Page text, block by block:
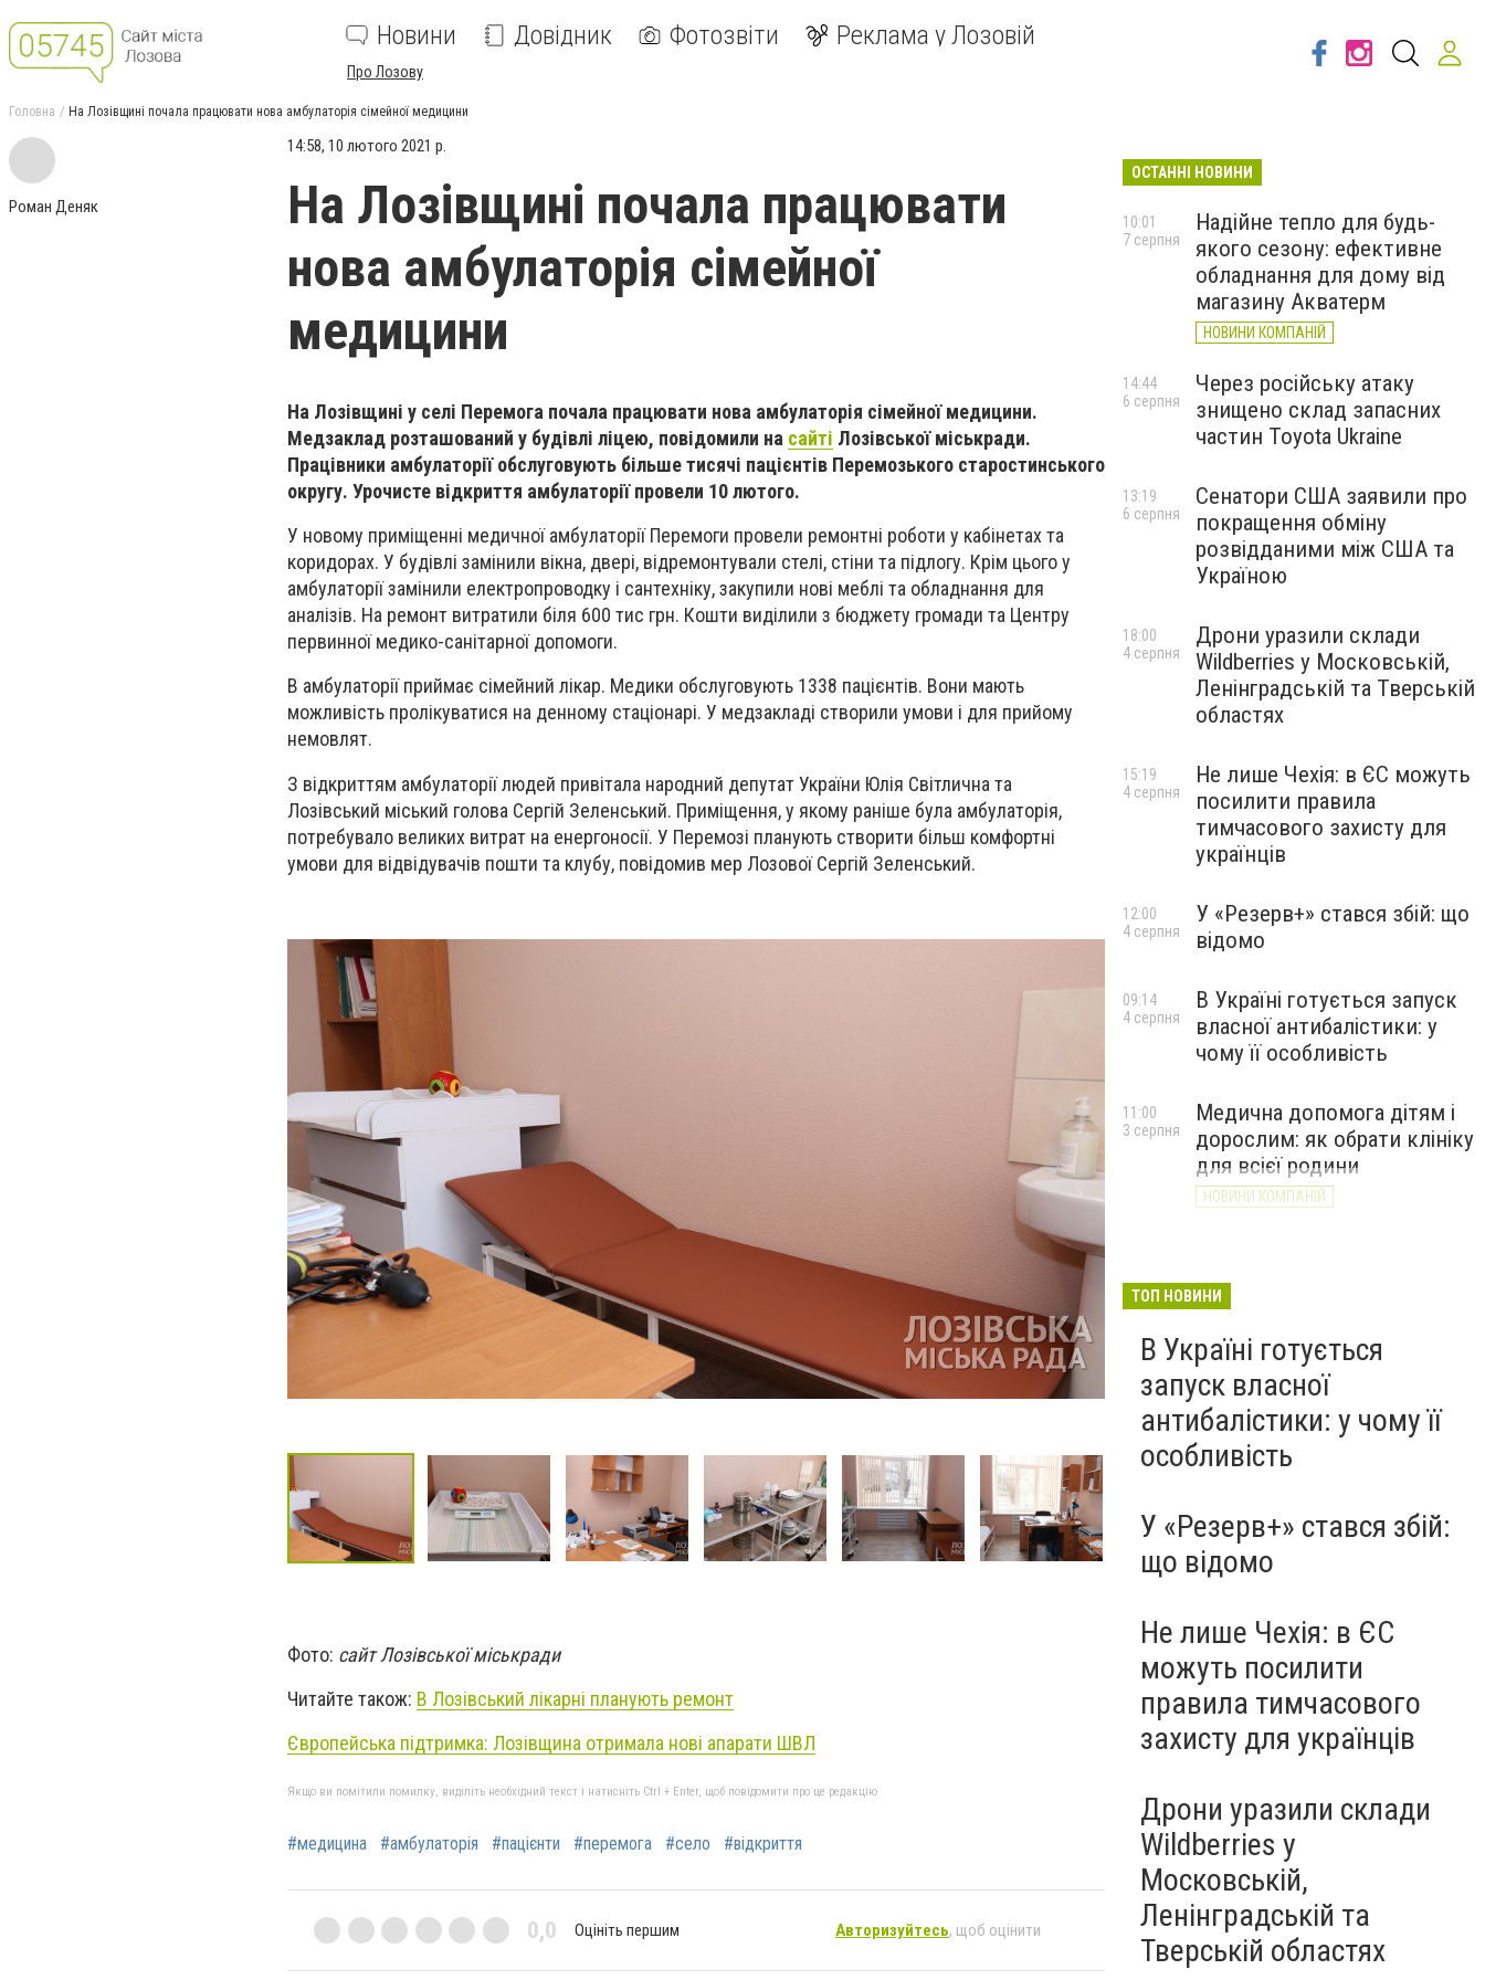
Новини Довідник Фотозвіти Реклама у Лозовій
Про Лозову
Головна На Лозівщині почала працювати нова амбулаторія сімейної медицини
Роман Деняк
14:58, 10 лютого 2021 р.
На Лозівщині почала працювати
нова амбулаторія сімейної
медицини
На Лозівщині у селі Перемога почала працювати нова амбулаторія сімейної медицини.
Медзаклад розташований у будівлі ліцею, повідомили на сайті Лозівської міськради.
Працівники амбулаторії обслуговують більше тисячі пацієнтів Перемозького старостинського
округу. Урочисте відкриття амбулаторії провели 10 лютого.
У новому приміщенні медичної амбулаторії Перемоги провели ремонтні роботи у кабінетах та
коридорах. У будівлі замінили вікна, двері, відремонтували стелі, стіни та підлогу. Крім цього у
амбулаторії замінили електропроводку і сантехніку, закупили нові меблі та обладнання для
аналізів. На ремонт витратили біля 600 тис грн. Кошти виділили з бюджету громади та Центру
первинної медико-санітарної допомоги.
В амбулаторії приймає сімейний лікар. Медики обслуговують 1338 пацієнтів. Вони мають
можливість пролікуватися на денному стаціонарі. У медзакладі створили умови і для прийому
немовлят.
З відкриттям амбулаторії людей привітала народний депутат України Юлія Світлична та
Лозівський міський голова Сергій Зеленський. Приміщення, у якому раніше була амбулаторія,
потребувало великих витрат на енергоносії. У Перемозі планують створити більш комфортні
умови для відвідувачів пошти та клубу, повідомив мер Лозової Сергій Зеленський.
Фото: сайт Лозівської міськради
Читайте також: В Лозівський лікарні планують ремонт
Європейська підтримка: Лозівщина отримала нові апарати ШВЛ
Якщо ви помітили помилку, виділіть необхідний текст і натисніть Ctrl + Enter, щоб повідомити про це редакцію
#медицина #амбулаторія #пацієнти #перемога #село #відкриття
0,0 Оцініть першим Авторизуйтесь, щоб оцінити
ОСТАННІ НОВИНИ
Надійне тепло для будь-
якого сезону: ефективне
обладнання для дому від
магазину Акватерм
НОВИНИ КОМПАНІЙ
10:01
7 серпня
Через російську атаку
знищено склад запасних
частин Toyota Ukraine
14:44
6 серпня
Сенатори США заявили про
покращення обміну
розвідданими між США та
Україною
13:19
6 серпня
Дрони уразили склади
Wildberries у Московській,
Ленінградській та Тверській
областях
18:00
4 серпня
Не лише Чехія: в ЄС можуть
посилити правила
тимчасового захисту для
українців
15:19
4 серпня
У «Резерв+» стався збій: що
відомо
12:00
4 серпня
В Україні готується запуск
власної антибалістики: у
чому її особливість
09:14
4 серпня
Медична допомога дітям і
дорослим: як обрати клініку
для всієї родини
НОВИНИ КОМПАНІЙ
11:00
3 серпня
ТОП НОВИНИ
В Україні готується
запуск власної
антибалістики: у чому її
особливість
У «Резерв+» стався збій:
що відомо
Не лише Чехія: в ЄС
можуть посилити
правила тимчасового
захисту для українців
Дрони уразили склади
Wildberries у
Московській,
Ленінградській та
Тверській областях